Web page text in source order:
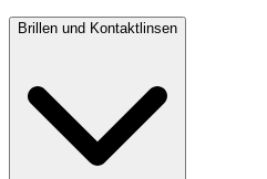
Brillen und Kontaktlinsen